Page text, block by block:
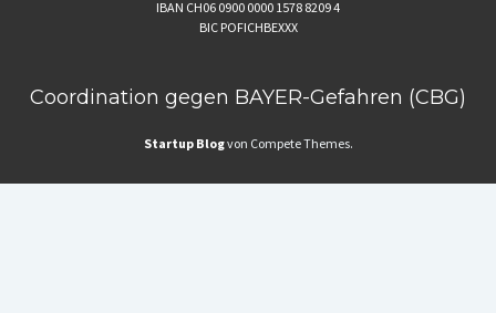
IBAN CH06 0900 0000 1578 8209 4
BIC POFICHBEXXX
Coordination gegen BAYER-Gefahren (CBG)
Startup Blogvon Compete Themes.